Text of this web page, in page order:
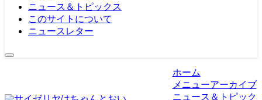
ニュース＆トピックス
このサイトについて
ニュースレター
ホーム
メニューアーカイブ
ニュース＆トピック